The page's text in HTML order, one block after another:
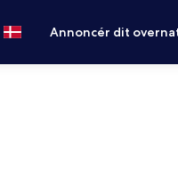
Annoncér dit